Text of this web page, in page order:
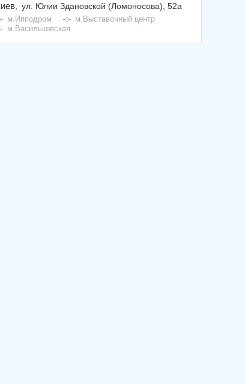
ул. Юлии Здановской (Ломоносова), 52а
м.Ипподром
м.Выставочный центр
м.Васильковская